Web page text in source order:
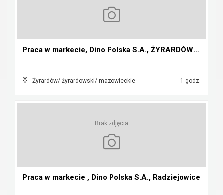
Praca w markecie, Dino Polska S.A., ŻYRARDÓW ul. W...
Żyrardów/ żyrardowski/ mazowieckie 1 godz.
Brak zdjęcia
Praca w markecie , Dino Polska S.A., Radziejowice